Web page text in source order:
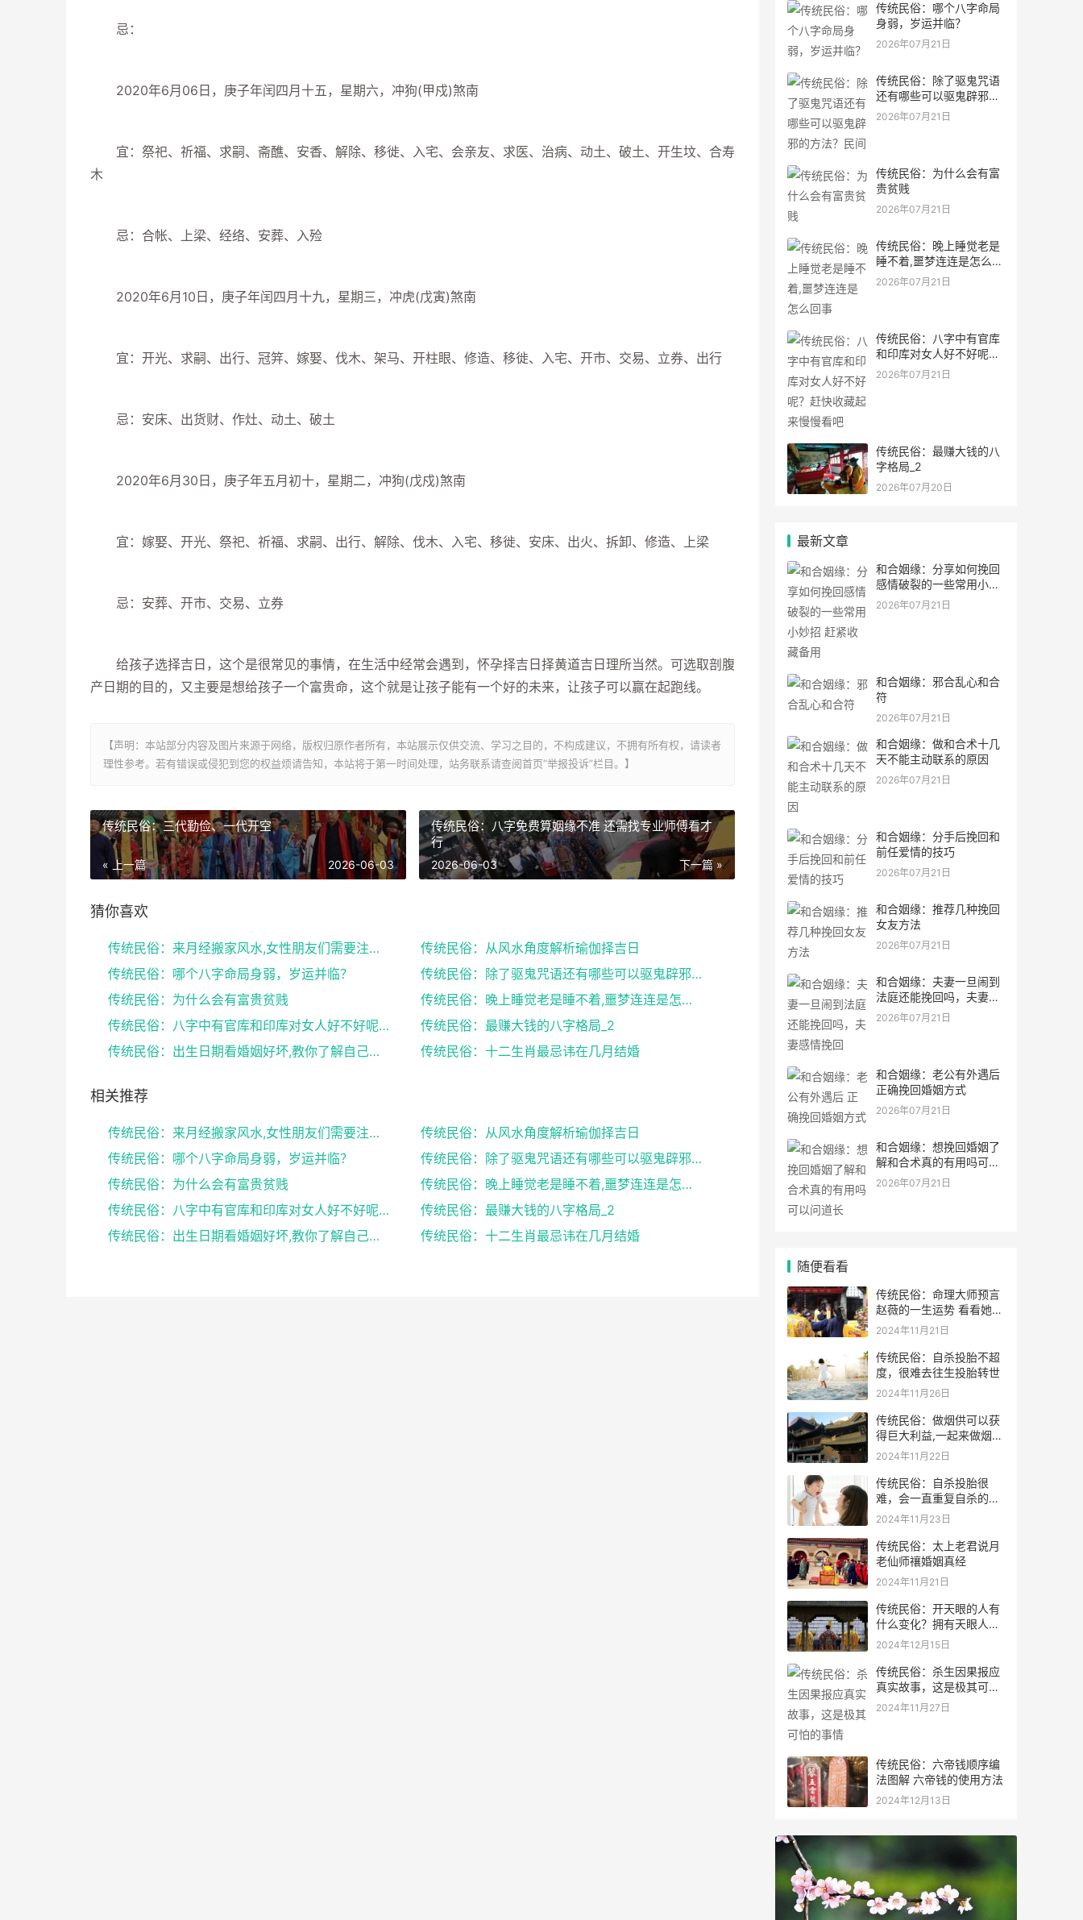
忌：
2020年6月06日，庚子年闰四月十五，星期六，冲狗(甲戍)煞南
宜：祭祀、祈福、求嗣、斋醮、安香、解除、移徙、入宅、会亲友、求医、治病、动土、破土、开生坟、合寿
木
忌：合帐、上梁、经络、安葬、入殓
2020年6月10日，庚子年闰四月十九，星期三，冲虎(戊寅)煞南
宜：开光、求嗣、出行、冠笄、嫁娶、伐木、架马、开柱眼、修造、移徙、入宅、开市、交易、立券、出行
忌：安床、出货财、作灶、动土、破土
2020年6月30日，庚子年五月初十，星期二，冲狗(戊戍)煞南
宜：嫁娶、开光、祭祀、祈福、求嗣、出行、解除、伐木、入宅、移徙、安床、出火、拆卸、修造、上梁
忌：安葬、开市、交易、立券
给孩子选择吉日，这个是很常见的事情，在生活中经常会遇到，怀孕择吉日择黄道吉日理所当然。可选取剖腹
产日期的目的，又主要是想给孩子一个富贵命，这个就是让孩子能有一个好的未来，让孩子可以赢在起跑线。
【声明：本站部分内容及图片来源于网络，版权归原作者所有，本站展示仅供交流、学习之目的，不构成建议，不拥有所有权，请读者
理性参考。若有错误或侵犯到您的权益烦请告知，本站将于第一时间处理，站务联系请查阅首页“举报投诉”栏目。】
传统民俗：三代勤俭、一代开空
« 上一篇 2026-06-03
传统民俗：八字免费算姻缘不准 还需找专业师傅看才
行
下一篇 »
2026-06-03
猜你喜欢
传统民俗：来月经搬家风水,女性朋友们需要注意了
传统民俗：从风水角度解析瑜伽择吉日
传统民俗：哪个八字命局身弱，岁运并临？
传统民俗：除了驱鬼咒语还有哪些可以驱鬼辟邪的方法？...
传统民俗：为什么会有富贵贫贱
传统民俗：晚上睡觉老是睡不着,噩梦连连是怎么回事
传统民俗：八字中有官库和印库对女人好不好呢？赶快收...
传统民俗：最赚大钱的八字格局_2
传统民俗：出生日期看婚姻好坏,教你了解自己未来的婚...
传统民俗：十二生肖最忌讳在几月结婚
相关推荐
传统民俗：来月经搬家风水,女性朋友们需要注意了
传统民俗：从风水角度解析瑜伽择吉日
传统民俗：哪个八字命局身弱，岁运并临？
传统民俗：除了驱鬼咒语还有哪些可以驱鬼辟邪的方法？...
传统民俗：为什么会有富贵贫贱
传统民俗：晚上睡觉老是睡不着,噩梦连连是怎么回事
传统民俗：八字中有官库和印库对女人好不好呢？赶快收...
传统民俗：最赚大钱的八字格局_2
传统民俗：出生日期看婚姻好坏,教你了解自己未来的婚...
传统民俗：十二生肖最忌讳在几月结婚
传统民俗：哪个八字命局
身弱，岁运并临？
2026年07月21日
传统民俗：除了驱鬼咒语
还有哪些可以驱鬼辟邪的
方法？民间
2026年07月21日
传统民俗：为什么会有富
贵贫贱
2026年07月21日
传统民俗：晚上睡觉老是
睡不着,噩梦连连是怎么回
事
2026年07月21日
传统民俗：八字中有官库
和印库对女人好不好呢？
赶快收藏起来慢慢看吧
2026年07月21日
传统民俗：最赚大钱的八
字格局_2
2026年07月20日
最新文章
和合姻缘：分享如何挽回
感情破裂的一些常用小妙
招 赶紧收藏备用
2026年07月21日
和合姻缘：邪合乱心和合
符
2026年07月21日
和合姻缘：做和合术十几
天不能主动联系的原因
2026年07月21日
和合姻缘：分手后挽回和
前任爱情的技巧
2026年07月21日
和合姻缘：推荐几种挽回
女友方法
2026年07月21日
和合姻缘：夫妻一旦闹到
法庭还能挽回吗，夫妻感
情挽回
2026年07月21日
和合姻缘：老公有外遇后
正确挽回婚姻方式
2026年07月21日
和合姻缘：想挽回婚姻了
解和合术真的有用吗可以
问道长
2026年07月21日
随便看看
传统民俗：命理大师预言
赵薇的一生运势 看看她的
表示
2024年11月21日
传统民俗：自杀投胎不超
度，很难去往生投胎转世
2024年11月26日
传统民俗：做烟供可以获
得巨大利益,一起来做烟供
药供施食吧
2024年11月22日
传统民俗：自杀投胎很
难，会一直重复自杀的动
作
2024年11月23日
传统民俗：太上老君说月
老仙师禳婚姻真经
2024年11月21日
传统民俗：开天眼的人有
什么变化？拥有天眼人的
特征
2024年12月15日
传统民俗：杀生因果报应
真实故事，这是极其可怕
的事情
2024年11月27日
传统民俗：六帝钱顺序编
法图解 六帝钱的使用方法
2024年12月13日